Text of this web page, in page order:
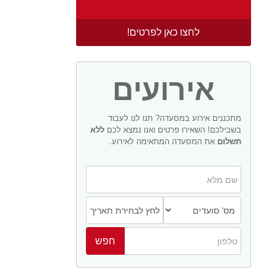
לחצו כאן לפרטים!
אירועים
מתכננים אירוע במסעדה? תנו לנו לעבוד
בשבילכם! השאירו פרטים ואנו נמצא לכם ללא
תשלום את המסעדה המתאימה לאירוע.